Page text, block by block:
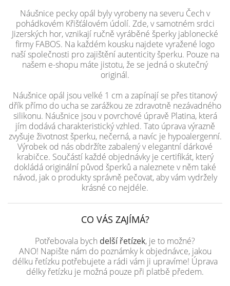
Náušnice pecky opál byly vyrobeny na severu Čech v
pohádkovém Křišťálovém údolí. Zde, v samotném srdci
Jizerských hor, vznikají ručně vyráběné šperky jablonecké
firmy FABOS. Na každém kousku najdete vyražené logo
naší společnosti pro zajištění autenticity šperku. Pouze na
našem e-shopu máte jistotu, že se jedná o skutečný
originál.
Náušnice opál jsou velké 1 cm a zapínají se přes titanový
dřík přímo do ucha se zarážkou ze zdravotně nezávadného
silikonu. Náušnice jsou v povrchové úpravě Platina, která
jím dodává charakteristický vzhled. Tato úprava výrazně
zvyšuje životnost šperku, nečerná, a navíc je hypoalergenní.
Výrobek od nás obdržíte zabalený v elegantní dárkové
krabičce. Součástí každé objednávky je certifikát, který
dokládá originální původ šperků a naleznete v něm také
návod, jak o produkty správně pečovat, aby vám vydržely
krásné co nejdéle.
CO VÁS ZAJÍMÁ?
Potřebovala bych delší řetízek, je to možné?
ANO! Napište nám do poznámky k objednávce, jakou
délku řetízku potřebujete a rádi vám ji upravíme! Úprava
délky řetízku je možná pouze při platbě předem.